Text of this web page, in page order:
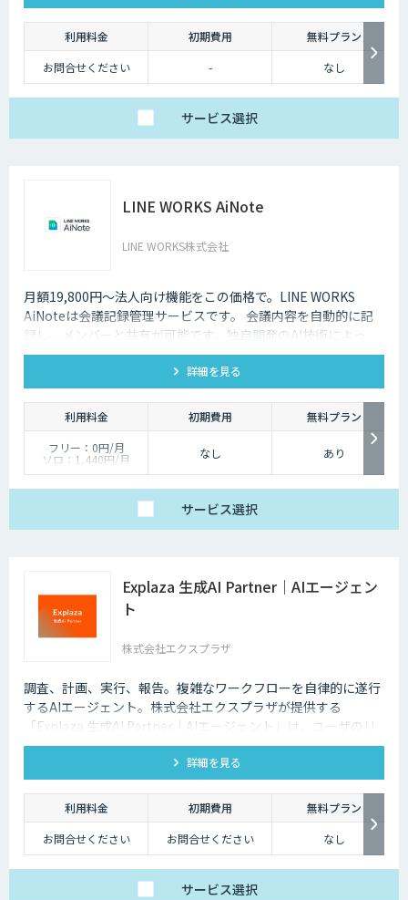
利用料金 初期費用
無料プラン
お問合せください
- なし
サービス選択
LINE WORKS AiNote
LINE WORKS株式会社
月額19,800円～法人向け機能をこの価格で。LINE WORKS
AiNoteは会議記録管理サービスです。 会議内容を自動的に記
録し、メンバーと共有が可能です。独自開発のAI技術によっ
て、業界屈指の高品質・低価格を実現しています。
詳細を見る
利用料金 初期費用
無料プラン
フリー：0円/月
ソロ：1,440円/月
チーム：19,800円/月
※年間契約の金額とな
なし あり
サービス選択
Explaza 生成AI Partner｜AIエージェン
ト
株式会社エクスプラザ
調査、計画、実行、報告。複雑なワークフローを自律的に遂行
するAIエージェント。株式会社エクスプラザが提供する
「Explaza 生成AI Partner｜AIエージェント」は、ユーザのリ
テラシーが必要であった、従来のAI活用とは異なり、目的を与
えられれば、自ら手順を考え、外部ツールを操作し、業務を完
遂します「AIエージェント」を構築します。商品企画、文章作
成、校正・校閲など、人の判断が必要だった複雑な業務を自動
化します。
詳細を見る
利用料金 初期費用
無料プラン
お問合せください
お問合せください なし
サービス選択